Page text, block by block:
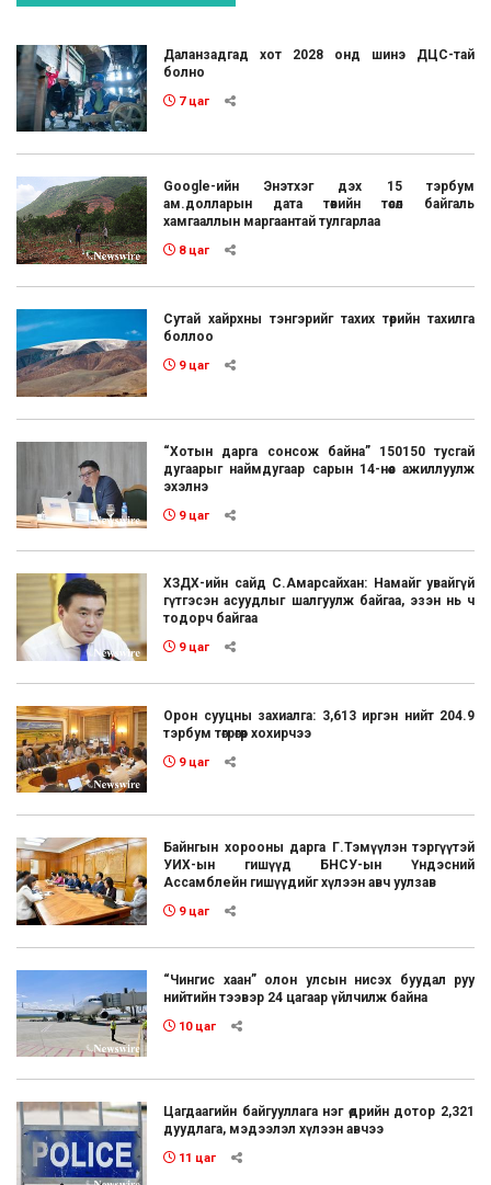
Даланзадгад хот 2028 онд шинэ ДЦС-тай
болно
7 цаг
Google-ийн Энэтхэг дэх 15 тэрбум
ам.долларын дата төвийн төсөл байгаль
хамгааллын маргаантай тулгарлаа
8 цаг
Сутай хайрхны тэнгэрийг тахих төрийн тахилга
боллоо
9 цаг
“Хотын дарга сонсож байна” 150150 тусгай
дугаарыг наймдугаар сарын 14-нөөс ажиллуулж
эхэлнэ
9 цаг
ХЗДХ-ийн сайд С.Амарсайхан: Намайг увайгүй
гүтгэсэн асуудлыг шалгуулж байгаа, эзэн нь ч
тодорч байгаа
9 цаг
Орон сууцны захиалга: 3,613 иргэн нийт 204.9
тэрбум төгрөгөөр хохирчээ
9 цаг
Байнгын хорооны дарга Г.Тэмүүлэн тэргүүтэй
УИХ-ын гишүүд БНСУ-ын Үндэсний
Ассамблейн гишүүдийг хүлээн авч уулзав
9 цаг
“Чингис хаан” олон улсын нисэх буудал руу
нийтийн тээвэр 24 цагаар үйлчилж байна
10 цаг
Цагдаагийн байгууллага нэг өдрийн дотор 2,321
дуудлага, мэдээлэл хүлээн авчээ
11 цаг